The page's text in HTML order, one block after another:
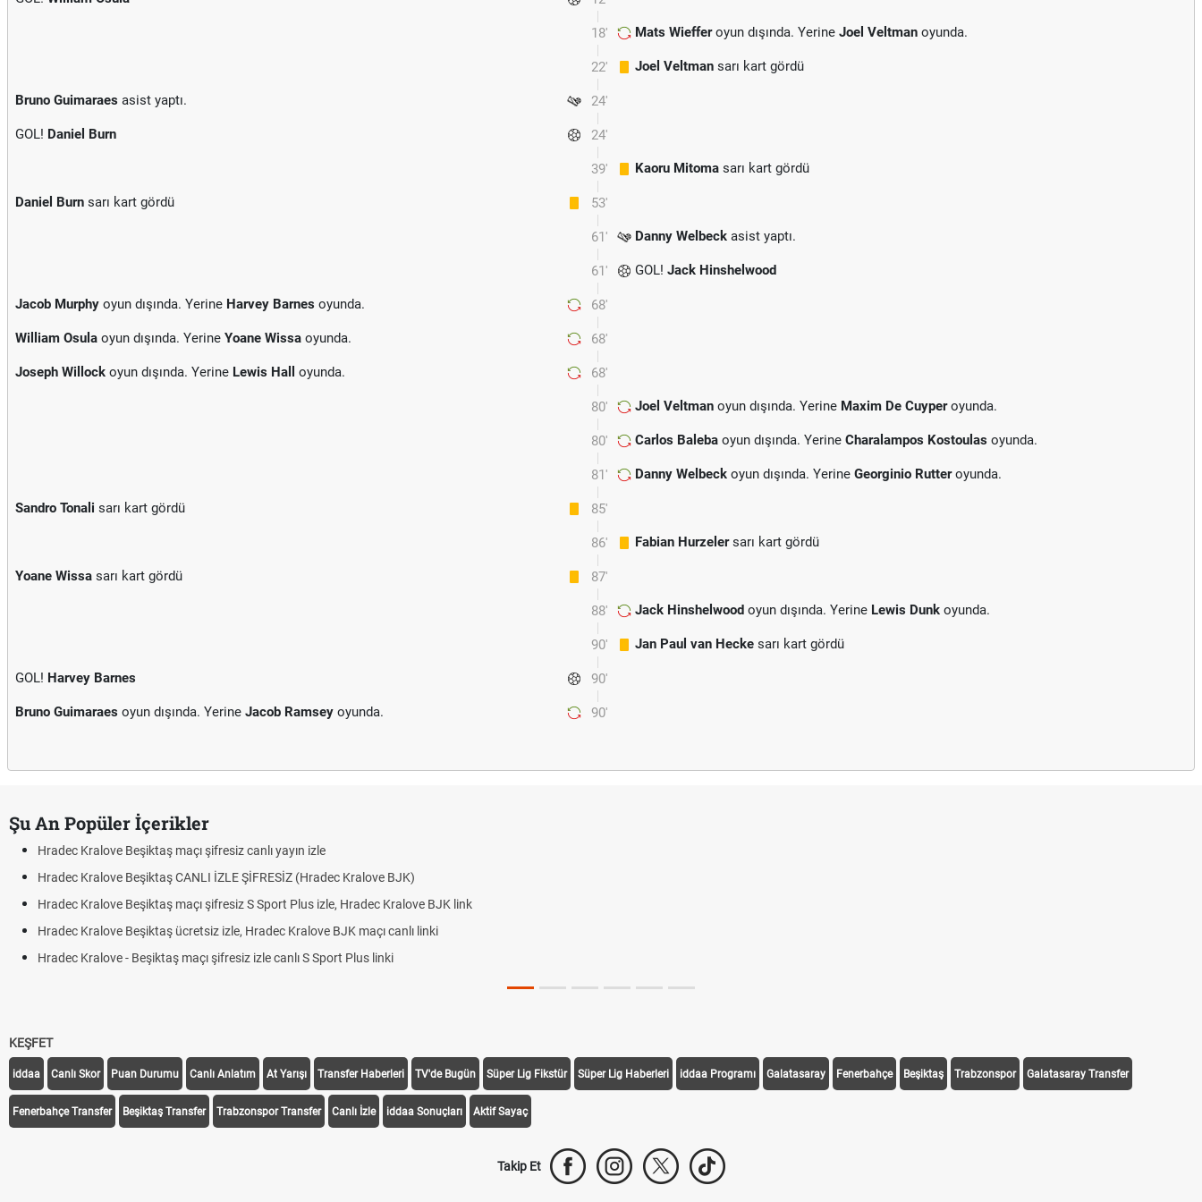
18' Mats Wiefferoyun dışında. Yerine Joel Veltman oyunda.
22' Joel Veltman sarı kart gördü
24'
Bruno Guimaraes asist yaptı.
24'
GOL! Daniel Burn
39' Kaoru Mitoma sarı kart gördü
53'
Daniel Burn sarı kart gördü
61' Danny Welbeck asist yaptı.
61' GOL! Jack Hinshelwood
68'
Jacob Murphy oyun dışında. Yerine Harvey Barnes oyunda.
68'
William Osula oyun dışında. Yerine Yoane Wissa oyunda.
68'
Joseph Willock oyun dışında. Yerine Lewis Hall oyunda.
80' Joel Veltman oyun dışında. Yerine Maxim De Cuyperoyunda.
80' Carlos Baleba oyun dışında. Yerine Charalampos Kostoulas oyunda.
81' Danny Welbeck oyun dışında. Yerine Georginio Rutteroyunda.
85'
Sandro Tonali sarı kart gördü
86' Fabian Hurzelersarı kart gördü
87'
Yoane Wissa sarı kart gördü
88' Jack Hinshelwood oyun dışında. Yerine Lewis Dunk oyunda.
90' Jan Paul van Hecke sarı kart gördü
90'
GOL! Harvey Barnes
90'
Bruno Guimaraes oyun dışında. Yerine Jacob Ramsey oyunda.
Şu An Popüler İçerikler
Hradec Kralove Beşiktaş maçı şifresiz canlı yayın izle
Hradec Kralove Beşiktaş CANLI İZLE ŞİFRESİZ (Hradec Kralove BJK)
Hradec Kralove Beşiktaş maçı şifresiz S Sport Plus izle, Hradec Kralove BJK link
Hradec Kralove Beşiktaş ücretsiz izle, Hradec Kralove BJK maçı canlı linki
Hradec Kralove - Beşiktaş maçı şifresiz izle canlı S Sport Plus linki
KEŞFET
iddaa Canlı Skor Puan Durumu Canlı Anlatım At Yarışı Transfer Haberleri TV'de Bugün Süper Lig Fikstür Süper Lig Haberleri iddaa Programı Galatasaray Fenerbahçe Beşiktaş Trabzonspor Galatasaray Transfer
Fenerbahçe Transfer Beşiktaş Transfer Trabzonspor Transfer Canlı İzle iddaa Sonuçları Aktif Sayaç
Takip Et